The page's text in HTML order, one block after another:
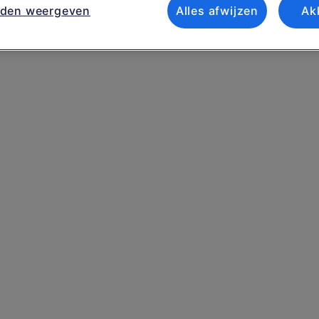
weergeven Alles afwijzen